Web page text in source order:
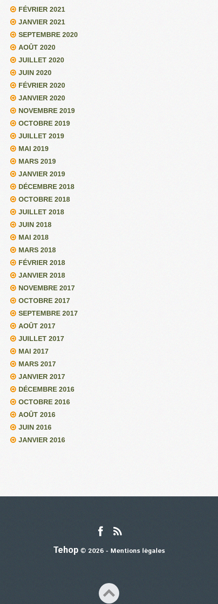
FÉVRIER 2021
JANVIER 2021
SEPTEMBRE 2020
AOÛT 2020
JUILLET 2020
JUIN 2020
FÉVRIER 2020
JANVIER 2020
NOVEMBRE 2019
OCTOBRE 2019
JUILLET 2019
MAI 2019
MARS 2019
JANVIER 2019
DÉCEMBRE 2018
OCTOBRE 2018
JUILLET 2018
JUIN 2018
MAI 2018
MARS 2018
FÉVRIER 2018
JANVIER 2018
NOVEMBRE 2017
OCTOBRE 2017
SEPTEMBRE 2017
AOÛT 2017
JUILLET 2017
MAI 2017
MARS 2017
JANVIER 2017
DÉCEMBRE 2016
OCTOBRE 2016
AOÛT 2016
JUIN 2016
JANVIER 2016
Tehop © 2026 - Mentions légales